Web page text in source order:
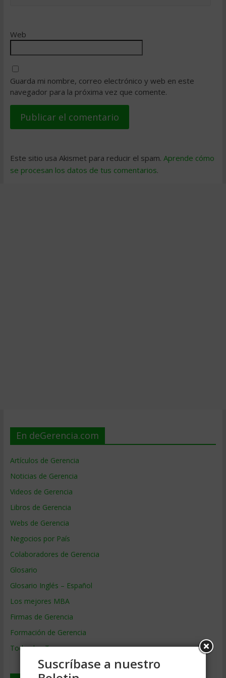
Web
Guarda mi nombre, correo electrónico y web en este
navegador para la próxima vez que comente.
Este sitio usa Akismet para reducir el spam. Aprende cómo
se procesan los datos de tus comentarios.
En deGerencia.com
Artículos de Gerencia
Noticias de Gerencia
Videos de Gerencia
Libros de Gerencia
Webs de Gerencia
Negocios por País
Colaboradores de Gerencia
Glosario
Glosario Inglés – Español
Los mejores MBA
Firmas de Gerencia
Formación de Gerencia
Todos los Temas
Suscríbase a nuestro